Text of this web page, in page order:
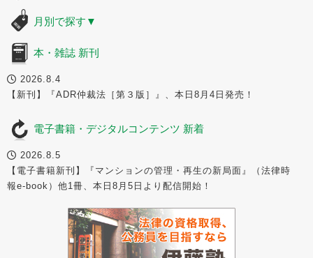
月別で探す ▼
本・雑誌 新刊
2026.8.4
【新刊】『ADR仲裁法［第３版］』、本日8月4日発売！
電子書籍・デジタルコンテンツ 新着
2026.8.5
【電子書籍新刊】『マンションの管理・再生の新局面』（法律時
報e-book）他1冊、本日8月5日より配信開始！